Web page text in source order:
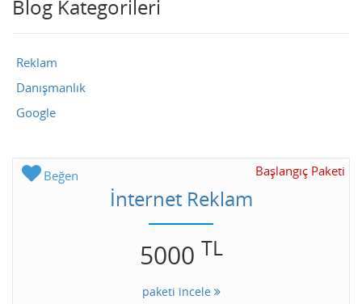
Blog Kategorileri
Reklam
Danışmanlık
Google
Beğen Başlangıç Paketi
İnternet Reklam
5000 TL
paketi incele